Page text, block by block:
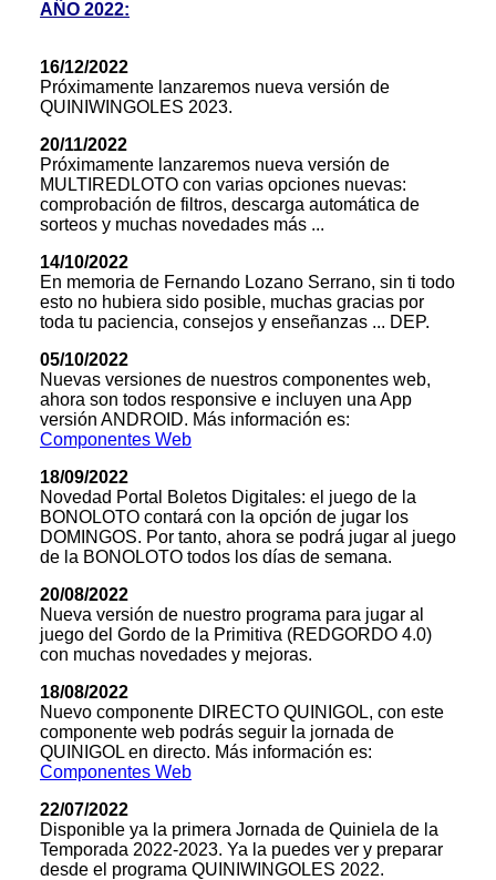
AÑO 2022:
16/12/2022
Próximamente lanzaremos nueva versión de
QUINIWINGOLES 2023.
20/11/2022
Próximamente lanzaremos nueva versión de
MULTIREDLOTO con varias opciones nuevas:
comprobación de filtros, descarga automática de
sorteos y muchas novedades más ...
14/10/2022
En memoria de Fernando Lozano Serrano, sin ti todo
esto no hubiera sido posible, muchas gracias por
toda tu paciencia, consejos y enseñanzas ... DEP.
05/10/2022
Nuevas versiones de nuestros componentes web,
ahora son todos responsive e incluyen una App
versión ANDROID. Más información es:
Componentes Web
18/09/2022
Novedad Portal Boletos Digitales: el juego de la
BONOLOTO contará con la opción de jugar los
DOMINGOS. Por tanto, ahora se podrá jugar al juego
de la BONOLOTO todos los días de semana.
20/08/2022
Nueva versión de nuestro programa para jugar al
juego del Gordo de la Primitiva (REDGORDO 4.0)
con muchas novedades y mejoras.
18/08/2022
Nuevo componente DIRECTO QUINIGOL, con este
componente web podrás seguir la jornada de
QUINIGOL en directo. Más información es:
Componentes Web
22/07/2022
Disponible ya la primera Jornada de Quiniela de la
Temporada 2022-2023. Ya la puedes ver y preparar
desde el programa QUINIWINGOLES 2022.